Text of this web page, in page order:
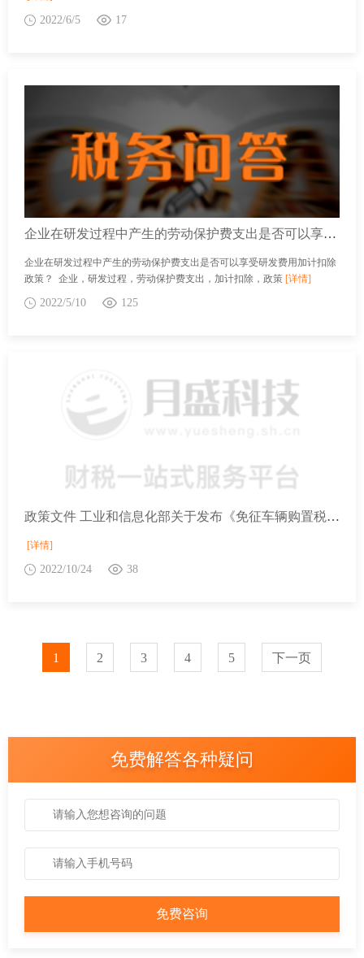
2022/6/5 17
企业在研发过程中产生的劳动保护费支出是否可以享受研发费用加计扣除政策？
企业在研发过程中产生的劳动保护费支出是否可以享受研发费用加计扣除
政策？ 企业，研发过程，劳动保护费支出，加计扣除，政策 [详情]
2022/5/10 125
政策文件 工业和信息化部关于发布《免征车辆购置税的设有固定装置的非运输专用作业车辆目录》（第六批）的公告
[详情]
2022/10/24 38
1 2 3 4 5 下一页
免费解答各种疑问